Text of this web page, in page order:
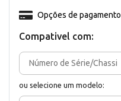
Compativel com:
ou selecione um modelo:
Opções de pagamento